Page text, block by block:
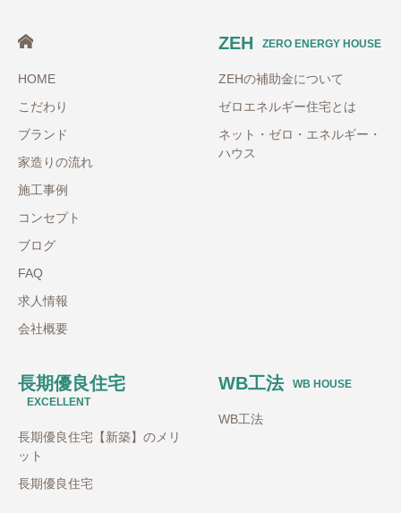
HOME
こだわり
ブランド
家造りの流れ
施工事例
コンセプト
ブログ
FAQ
求人情報
会社概要
ZEH ZERO ENERGY HOUSE
ZEHの補助金について
ゼロエネルギー住宅とは
ネット・ゼロ・エネルギー・
ハウス
長期優良住宅
EXCELLENT
長期優良住宅【新築】のメリ
ット
長期優良住宅
WB工法 WB HOUSE
WB工法